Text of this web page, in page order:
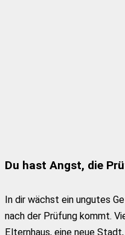
Du hast Angst, die
In dir wächst ein ungutes
nach der Prüfung kommt.
Elternhaus, eine neue